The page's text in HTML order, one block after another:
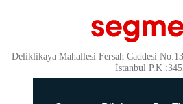
Deliklikaya Mahallesi Fersah Caddesi
İstanbul P.K
Güvenlik